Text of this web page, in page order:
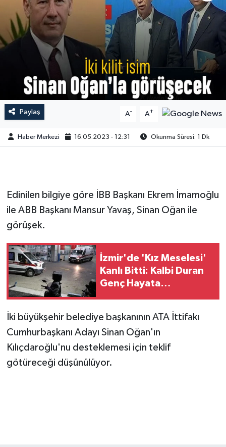
Paylaş A- A+
Haber Merkezi 16.05.2023 - 12:31 Okunma Süresi: 1 Dk
Edinilen bilgiye göre İBB Başkanı Ekrem İmamoğlu
ile ABB Başkanı Mansur Yavaş, Sinan Oğan ile
görüşek.
İzmir'de 'Kız Meselesi'
Kanlı Bitti: Kalbi Duran
Genç Hayata
İki büyükşehir belediye başkanının ATA İttifakı
Cumhurbaşkanı Adayı Sinan Oğan'ın
Kılıçdaroğlu'nu desteklemesi için teklif
götüreceği düşünülüyor.